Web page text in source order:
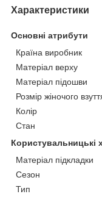
Характеристики
Основні атрибути
Країна виробник
Матеріал верху
Матеріал підошви
Розмір жіночого
Колір
Стан
Користувальницькі
Матеріал підкладки
Сезон
Тип